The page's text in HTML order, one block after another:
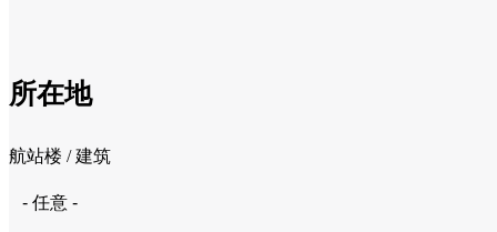
所在地
航站楼 / 建筑